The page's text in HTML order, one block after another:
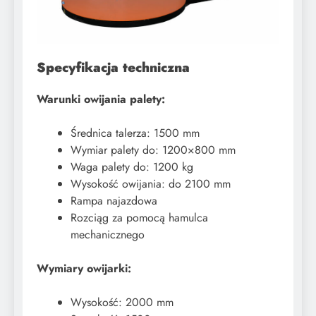
Specyfikacja techniczna
Warunki owijania palety:
Średnica talerza: 1500 mm
Wymiar palety do: 1200×800 mm
Waga palety do: 1200 kg
Wysokość owijania: do 2100 mm
Rampa najazdowa
Rozciąg za pomocą hamulca
mechanicznego
Wymiary owijarki:
Wysokość: 2000 mm